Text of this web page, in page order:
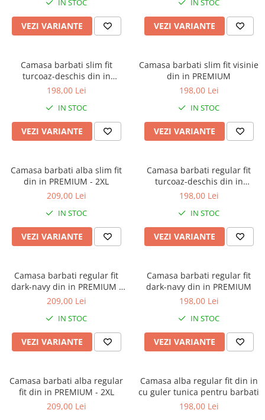
IN STOC
VEZI VARIANTE
IN STOC
VEZI VARIANTE
Camasa barbati slim fit
turcoaz-deschis din in
PREMIUM
198,00 Lei
IN STOC
VEZI VARIANTE
Camasa barbati slim fit visinie
din in PREMIUM
198,00 Lei
IN STOC
VEZI VARIANTE
Camasa barbati alba slim fit
din in PREMIUM - 2XL
209,00 Lei
IN STOC
VEZI VARIANTE
Camasa barbati regular fit
turcoaz-deschis din in
PREMIUM
198,00 Lei
IN STOC
VEZI VARIANTE
Camasa barbati regular fit
dark-navy din in PREMIUM -
2XL
209,00 Lei
IN STOC
VEZI VARIANTE
Camasa barbati regular fit
dark-navy din in PREMIUM
198,00 Lei
IN STOC
VEZI VARIANTE
Camasa barbati alba regular
fit din in PREMIUM - 2XL
209,00 Lei
Camasa alba regular fit din in
cu guler tunica pentru barbati
198,00 Lei